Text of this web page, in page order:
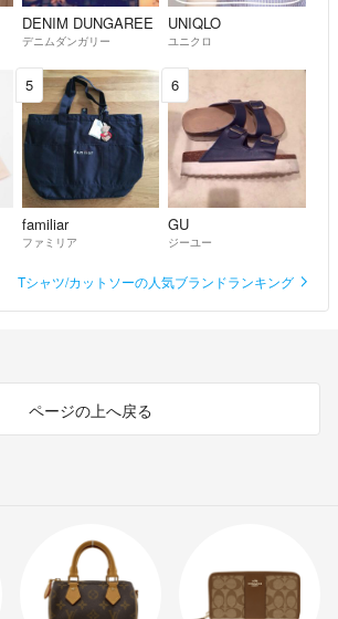
DENIM DUNGAREE
デニムダンガリー
UNIQLO
ユニクロ
5
familiar
ファミリア
6
GU
ジーユー
Tシャツ/カットソーの人気ブランドランキング
ページの上へ戻る